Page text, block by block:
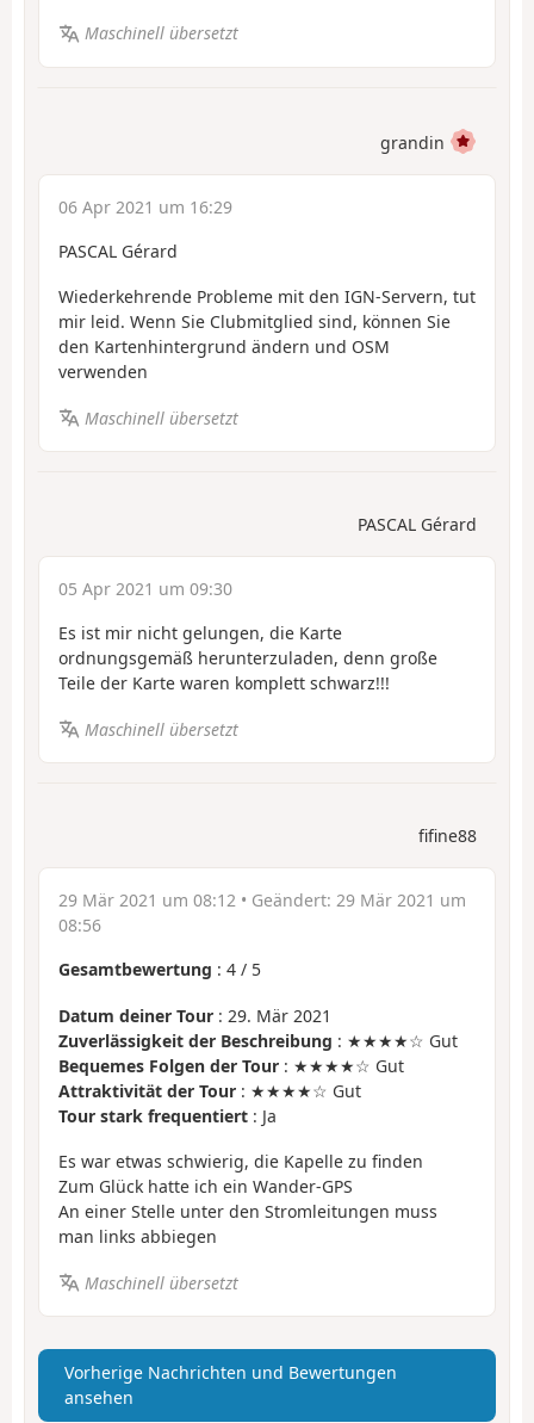
Maschinell übersetzt
grandin
06 Apr 2021 um 16:29
PASCAL Gérard
Wiederkehrende Probleme mit den IGN-Servern, tut
mir leid. Wenn Sie Clubmitglied sind, können Sie
den Kartenhintergrund ändern und OSM
verwenden
Maschinell übersetzt
PASCAL Gérard
05 Apr 2021 um 09:30
Es ist mir nicht gelungen, die Karte
ordnungsgemäß herunterzuladen, denn große
Teile der Karte waren komplett schwarz!!!
Maschinell übersetzt
fifine88
29 Mär 2021 um 08:12 • Geändert: 29 Mär 2021 um
08:56
Gesamtbewertung : 4 / 5
Datum deiner Tour : 29. Mär 2021
Zuverlässigkeit der Beschreibung : ★★★★☆ Gut
Bequemes Folgen der Tour : ★★★★☆ Gut
Attraktivität der Tour : ★★★★☆ Gut
Tour stark frequentiert : Ja
Es war etwas schwierig, die Kapelle zu finden
Zum Glück hatte ich ein Wander-GPS
An einer Stelle unter den Stromleitungen muss
man links abbiegen
Maschinell übersetzt
Vorherige Nachrichten und Bewertungen
ansehen